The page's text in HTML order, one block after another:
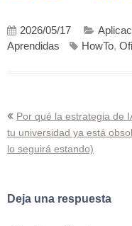
2026/05/17
Aprendidas
HowTo,
Navegación
de
Por qué la estrategia de
tu universidad ya está
lo seguirá estando)
Deja una respuesta